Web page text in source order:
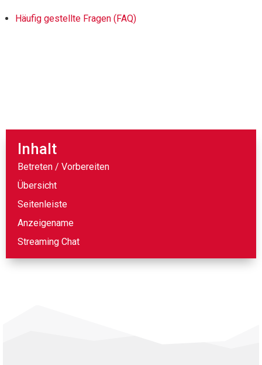
Häufig gestellte Fragen (FAQ)
Inhalt
Betreten / Vorbereiten
Übersicht
Seitenleiste
Anzeigename
Streaming Chat